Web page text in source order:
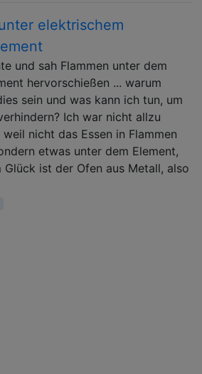
elektrischem
und sah Flammen unter dem
hervorschießen ... warum
sein und was kann ich tun, um
Ich war nicht allzu
nicht das Essen in Flammen
etwas unter dem Element,
Glück ist der Ofen aus Metall, also